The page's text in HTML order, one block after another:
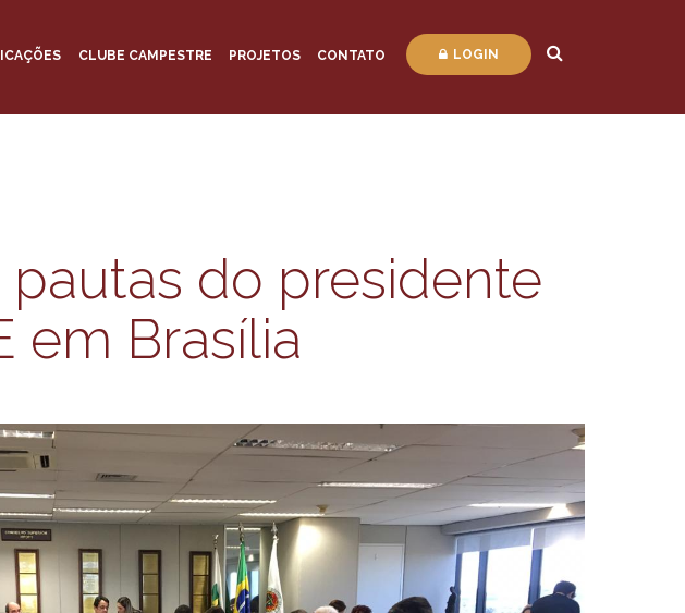
CLUBE CAMPESTRE PROJETOS CONTATO LOGIN
pautas do presidente
em Brasília